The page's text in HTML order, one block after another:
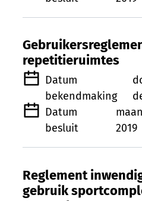
repetitieruimtes
Datum
bekendmaking
Datum
besluit
2019
Reglement
gebruik